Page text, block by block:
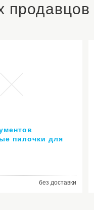
продавцов
пилочки для
без доставки